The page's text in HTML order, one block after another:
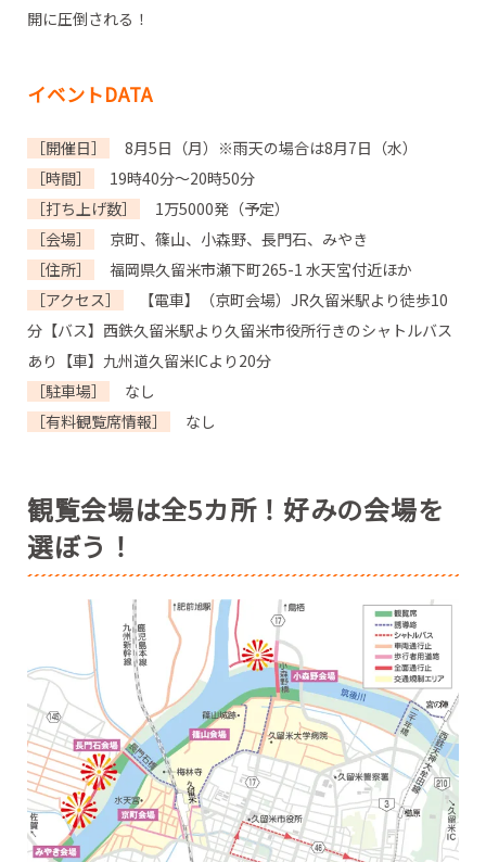
開に圧倒される！
イベントDATA
［開催日］
8月5日（月）※雨天の場合は8月7日（水）
［時間］
19時40分～20時50分
［打ち上げ数］
1万5000発（予定）
［会場］
京町、篠山、小森野、長門石、みやき
［住所］
福岡県久留米市瀬下町265-1 水天宮付近ほか
［アクセス］
【電車】（京町会場）JR久留米駅より徒歩10
分【バス】西鉄久留米駅より久留米市役所行きのシャトルバス
あり【車】九州道久留米ICより20分
［駐車場］
なし
［有料観覧席情報］
なし
観覧会場は全5カ所！好みの会場を
選ぼう！